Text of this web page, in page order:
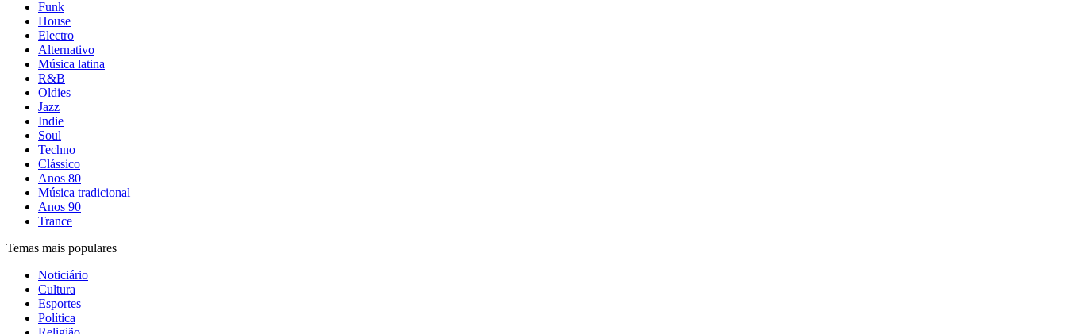
Funk
House
Electro
Alternativo
Música latina
R&B
Oldies
Jazz
Indie
Soul
Techno
Clássico
Anos 80
Música tradicional
Anos 90
Trance
Temas mais populares
Noticiário
Cultura
Esportes
Política